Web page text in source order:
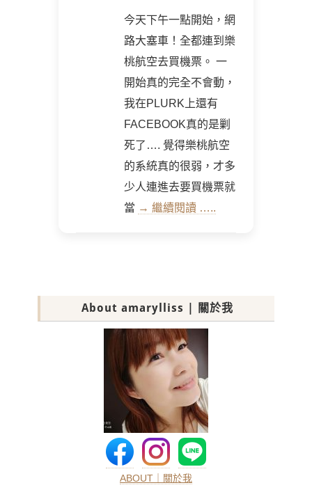
今天下午一點開始，網
路大塞車！全都連到樂
桃航空去買機票。 一
開始真的完全不會動，
我在PLURK上還有
FACEBOOK真的是剿
死了…. 覺得樂桃航空
的系統真的很弱，才多
少人連進去要買機票就
當 → 繼續閱讀 …..
About amarylliss | 關於我
ABOUT｜關於我